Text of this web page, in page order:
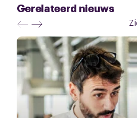
Gerelateerd nieuws